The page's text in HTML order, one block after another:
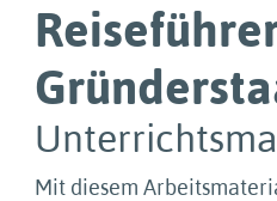
Mit diesem